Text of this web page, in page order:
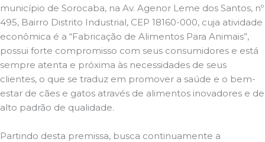
município de Sorocaba, na Av. Agenor Leme dos Santos, nº
495, Bairro Distrito Industrial, CEP 18160-000, cuja atividade
econômica é a “Fabricação de Alimentos Para Animais”,
possui forte compromisso com seus consumidores e está
sempre atenta e próxima às necessidades de seus
clientes, o que se traduz em promover a saúde e o bem-
estar de cães e gatos através de alimentos inovadores e de
alto padrão de qualidade.
Partindo desta premissa, busca continuamente a